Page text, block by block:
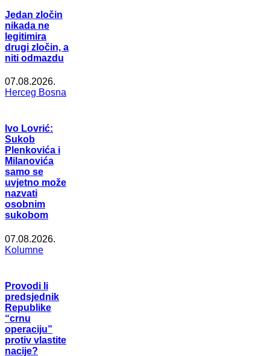
Jedan zločin
nikada ne
legitimira
drugi zločin, a
niti odmazdu
07.08.2026.
Herceg Bosna
Ivo Lovrić:
Sukob
Plenkovića i
Milanovića
samo se
uvjetno može
nazvati
osobnim
sukobom
07.08.2026.
Kolumne
Provodi li
predsjednik
Republike
“crnu
operaciju”
protiv vlastite
nacije?